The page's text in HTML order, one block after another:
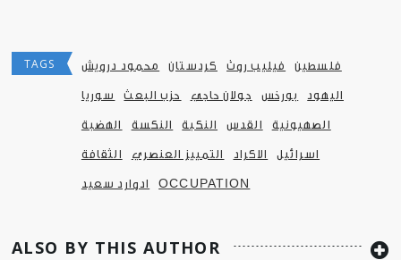
TAGS محمود درويش كردستان فيليب روث فلسطين
سوريا حزب البعث جولان حاجي بورخس اليهود
الهضبة النكسة النكبة القدس الصهيونية
الثقافة التمييز العنصري الاكراد اسرائيل
ادوارد سعيد OCCUPATION
ALSO BY THIS AUTHOR